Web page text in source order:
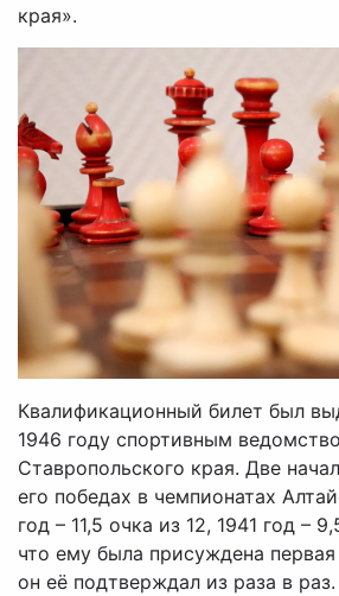
края».
Квалификационный билет был
1946 году спортивным
Ставропольского края. Две
его победах в чемпионатах
год – 11,5 очка из 12, 1941 год –
что ему была присуждена
он её подтверждал из раза в